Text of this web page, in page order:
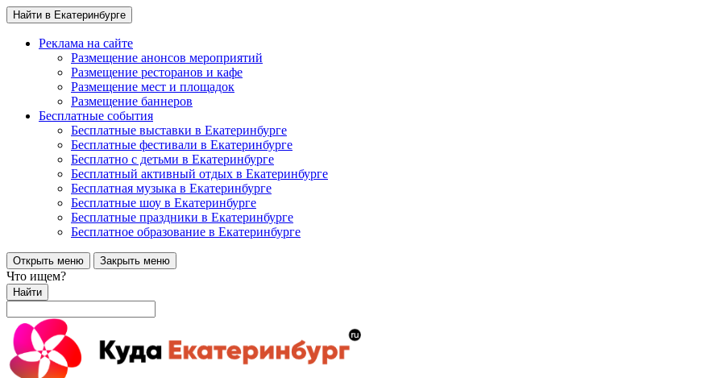
Найти в Екатеринбурге
Реклама на сайте
Размещение анонсов мероприятий
Размещение ресторанов и кафе
Размещение мест и площадок
Размещение баннеров
Бесплатные события
Бесплатные выставки в Екатеринбурге
Бесплатные фестивали в Екатеринбурге
Бесплатно с детьми в Екатеринбурге
Бесплатный активный отдых в Екатеринбурге
Бесплатная музыка в Екатеринбурге
Бесплатные шоу в Екатеринбурге
Бесплатные праздники в Екатеринбурге
Бесплатное образование в Екатеринбурге
Открыть меню Закрыть меню
Что ищем?
Найти